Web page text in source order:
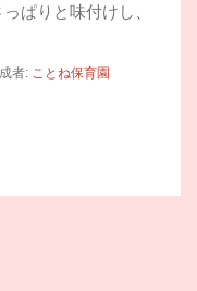
ぱりと味付けし、
者: ことね保育園